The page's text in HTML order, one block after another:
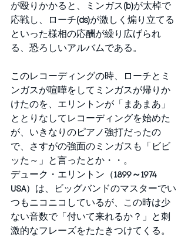
が殴りかかると、ミンガス(b)が太棹で
応戦し、ローチ(ds)が激しく煽り立てる
といった様相の応酬が繰り広げられ
る、恐ろしいアルバムである。
このレコーディングの時、ローチとミ
ンガスが喧嘩をしてミンガスが帰りか
けたのを、エリントンが「まあまあ」
ととりなしてレコーディングを始めた
が、いきなりのピアノ強打だったの
で、さすがの強面のミンガスも「ビビ
ッた～」と言ったとか・・。
デューク・エリントン（1899～1974
USA）は、ビッグバンドのマスターでい
つもニコニコしているが、この時は少
ない音数で「付いて来れるか？」と刺
激的なフレーズをたたきつけてくる。